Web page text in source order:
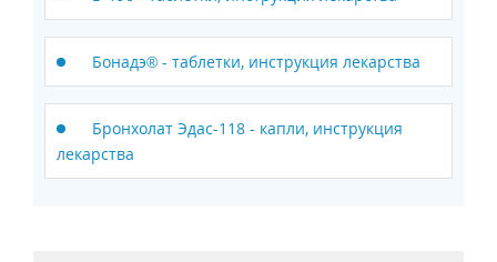
Бонадэ® - таблетки, инструкция лекарства
Бронхолат Эдас-118 - капли, инструкция
лекарства